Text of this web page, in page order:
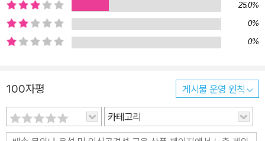
25.0%
0%
0%
100자평 게시물 운영 원칙
카테고리